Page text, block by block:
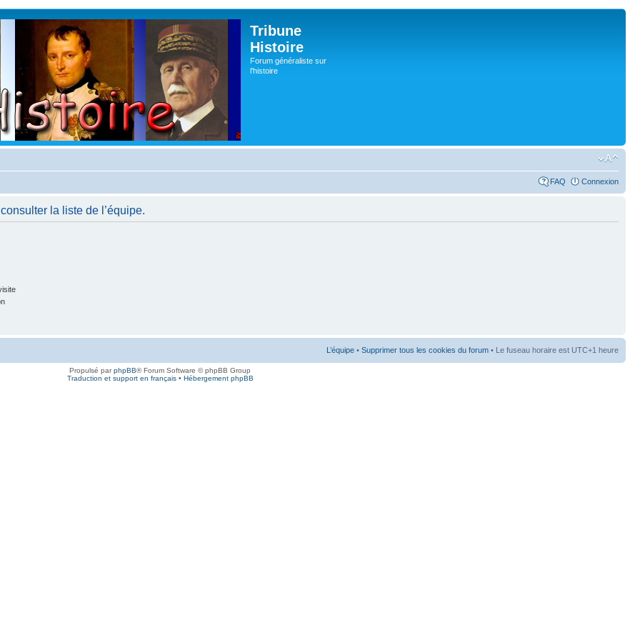
Tribune
Histoire
Forum généraliste sur
l'histoire
FAQ Connexion
la liste de l’équipe.
L’équipe • Supprimer tous les cookies du forum • Le fuseau horaire est UTC+1 heure
Propulsé parphpBB® Forum Software © phpBB Group
Traduction et support en français• Hébergement phpBB